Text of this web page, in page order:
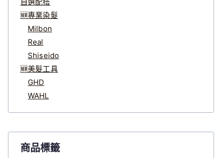
🆕專業染髮
Milbon
Real
Shiseido
🆕美髮工具
GHD
WAHL
商品標籤